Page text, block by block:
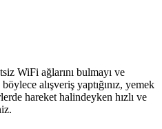
WiFi ağlarını bulmayı ve
alışveriş yaptığınız, yemek
hareket halindeyken hızlı ve